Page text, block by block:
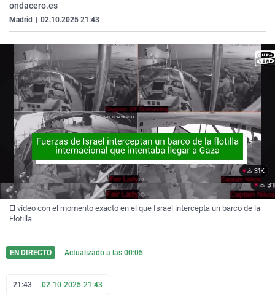
ondacero.es
Madrid 02.10.2025 21:43
El vídeo con el momento exacto en el que Israel intercepta un barco de la
Flotilla
EN DIRECTO Actualizado a las 00:05
21:43 02-10-2025 21:43